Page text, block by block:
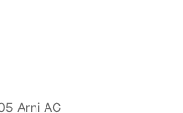
Arni AG